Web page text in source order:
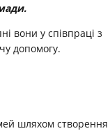
вони у співпраці з
допомогу.
шляхом створення